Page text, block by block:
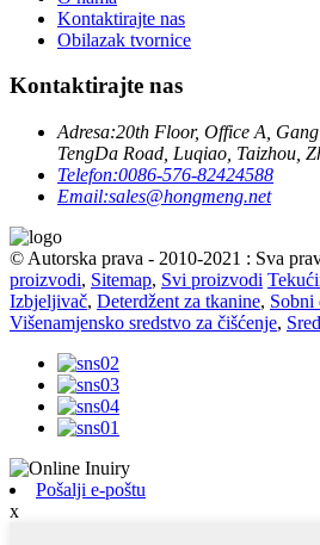
Kontaktirajte nas
Obilazak tvornice
Kontaktirajte nas
Adresa:20th Floor, Office A,
TengDa Road, Luqiao, Taizhou,
Telefon:0086-576-82424588
Email:sales@hongmeng.net
© Autorska prava - 2010-2021 : Sva
proizvodi, Sitemap, Svi proizvodi
Izbjeljivač, Deterdžent za tkanine, Sobni
Višenamjensko sredstvo za čišćenje,
Pošalji e-poštu
x